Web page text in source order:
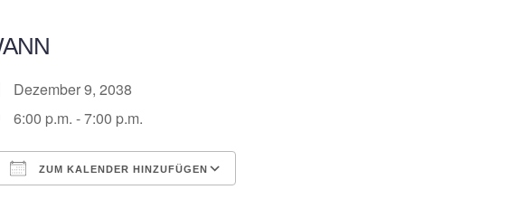
Dezember 9, 2038
6:00 p.m. - 7:00 p.m.
ZUM KALENDER HINZUFÜGEN